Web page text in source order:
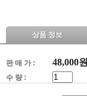
상품 정보
판 매 가 : 48,000원
수 량 :